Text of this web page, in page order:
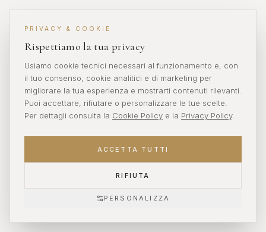
PRIVACY & COOKIE
Rispettiamo la tua privacy
Usiamo cookie tecnici necessari al funzionamento e, con
il tuo consenso, cookie analitici e di marketing per
migliorare la tua esperienza e mostrarti contenuti rilevanti.
Puoi accettare, rifiutare o personalizzare le tue scelte.
Per dettagli consulta la Cookie Policy e la Privacy Policy.
ACCETTA TUTTI
RIFIUTA
PERSONALIZZA